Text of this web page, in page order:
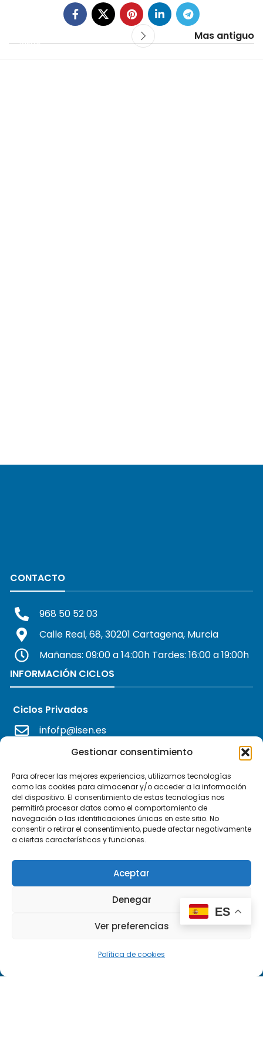
Gestionar consentimiento
Para ofrecer las mejores experiencias, utilizamos tecnologías
como las cookies para almacenar y/o acceder a la información
del dispositivo. El consentimiento de estas tecnologías nos
permitirá procesar datos como el comportamiento de
navegación o las identificaciones únicas en este sitio. No
consentir o retirar el consentimiento, puede afectar negativamente
a ciertas características y funciones.
Aceptar
Denegar
Ver preferencias
Política de cookies
MENÚ Mas antiguo
CONTACTO
968 50 52 03
Calle Real, 68, 30201 Cartagena, Murcia
Mañanas: 09:00 a 14:00h Tardes: 16:00 a 19:00h
INFORMACIÓN CICLOS
Ciclos Privados
infofp@isen.es
Ciclos Concertados
informacionfp@isen.es
OFERTA ACADÉMICA
FP Grado Superior
ES